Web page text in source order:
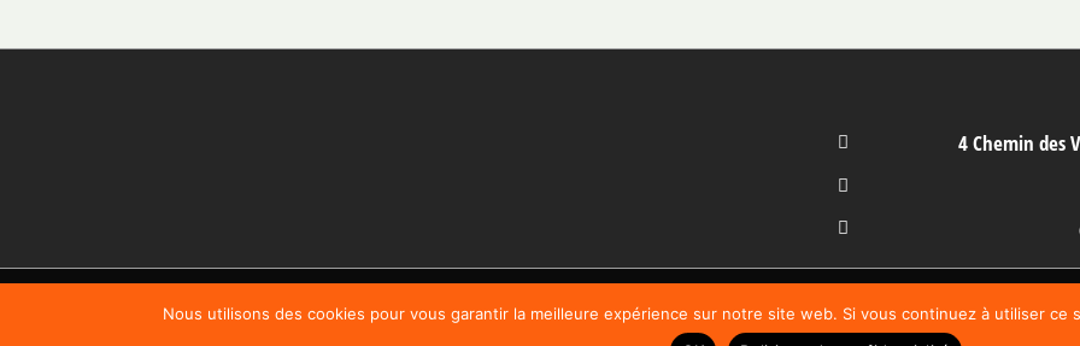
4 Chemin des
Mentions légales | Réalisé par Web&Vous
Nous utilisons des cookies pour vous garantir la meilleure expérience sur notre site web. Si vous continuez à utiliser